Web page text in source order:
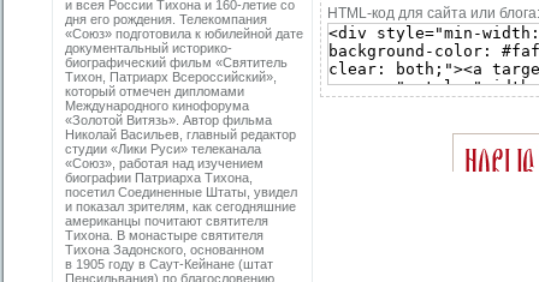
и всея России Тихона и 160-летие со
дня его рождения. Телекомпания
«Союз» подготовила к юбилейной дате
документальный историко-
биографический фильм «Святитель
Тихон, Патриарх Всероссийский»,
который отмечен дипломами
Международного кинофорума
«Золотой Витязь». Автор фильма
Николай Васильев, главный редактор
студии «Лики Руси» телеканала
«Союз», работая над изучением
биографии Патриарха Тихона,
посетил Соединенные Штаты, увидел
и показал зрителям, как сегодняшние
американцы почитают святителя
Тихона. В монастыре святителя
Тихона Задонского, основанном
в 1905 году в Саут-Кейнане (штат
Пенсильвания) по благословению
HTML-код для сайта или блога: